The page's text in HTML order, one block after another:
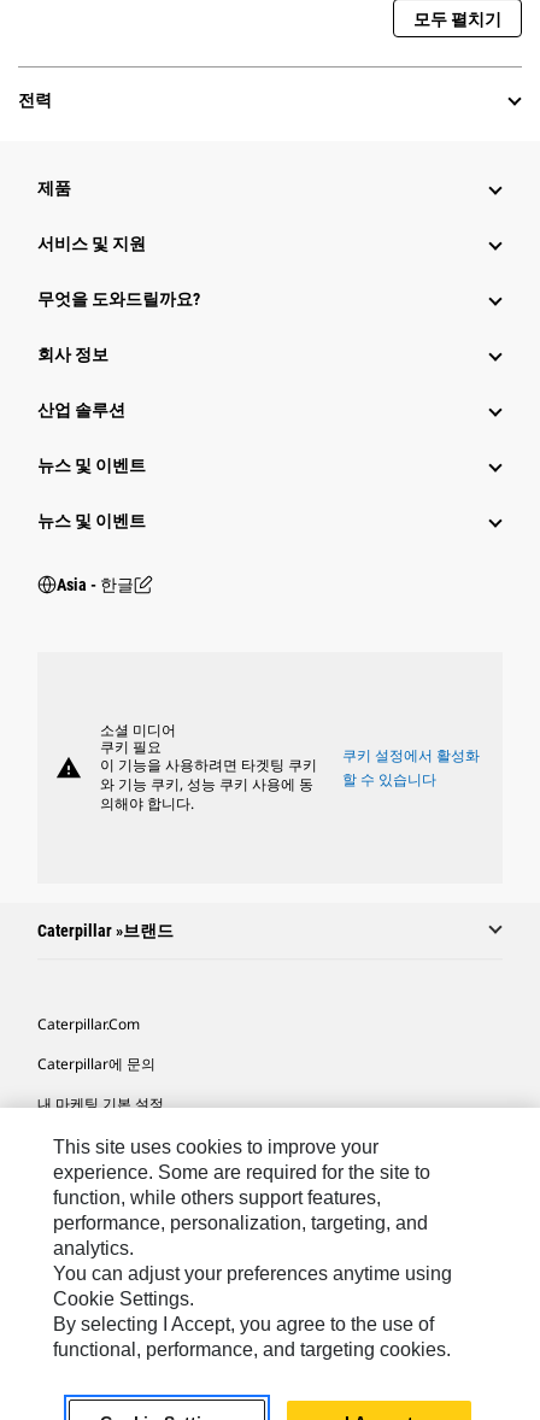
모두 펼치기
전력
제품
서비스 및 지원
무엇을 도와드릴까요?
회사 정보
산업 솔루션
뉴스 및 이벤트
뉴스 및 이벤트
Asia - 한글
warning
소셜 미디어
쿠키 필요
이 기능을 사용하려면 타겟팅 쿠키
와 기능 쿠키, 성능 쿠키 사용에 동
의해야 합니다.
쿠키 설정에서 활성화
할 수 있습니다
Caterpillar »브랜드
Caterpillar.com
Caterpillar에 문의
내 마케팅 기본 설정
사이트 맵
Cookie Settings
법적 고지
개인정보취급방침
위치정보 이용약관
KR - Korean© 2026 Caterpillar. 판권 소유
This site uses cookies to improve your
experience. Some are required for the site to
function, while others support features,
performance, personalization, targeting, and
analytics.
You can adjust your preferences anytime using
Cookie Settings.
By selecting I Accept, you agree to the use of
functional, performance, and targeting cookies.